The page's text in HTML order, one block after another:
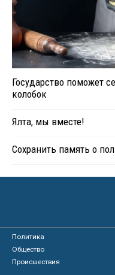
Государство поможет
колобок
Ялта, мы вместе!
Сохранить память о
Политика
Общество
Происшествия